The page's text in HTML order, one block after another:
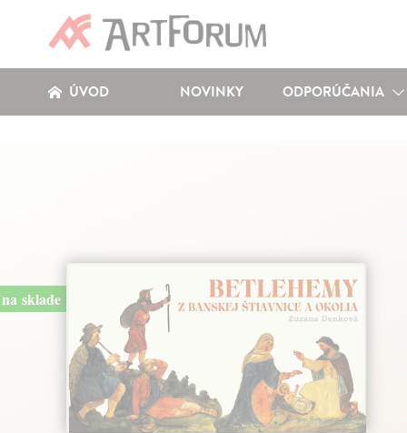
ÚVOD NOVINKY ODPORÚČANIA
na sklade